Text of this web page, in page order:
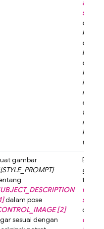
a
short
dalam
kartun
imut
warna
gambar
dalam pose
[2]
sesuai dengan
Buat
gaya
short
dalam